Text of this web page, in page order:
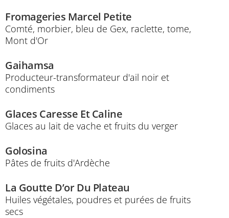
Fromageries Marcel Petite
Comté, morbier, bleu de Gex, raclette, tome,
Mont d'Or
Gaihamsa
Producteur-transformateur d'ail noir et
condiments
Glaces Caresse Et Caline
Glaces au lait de vache et fruits du verger
Golosina
Pâtes de fruits d'Ardèche
La Goutte D’or Du Plateau
Huiles végétales, poudres et purées de fruits
secs